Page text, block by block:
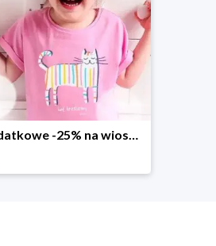
Dodatkowe -25% na wiosenne nowości